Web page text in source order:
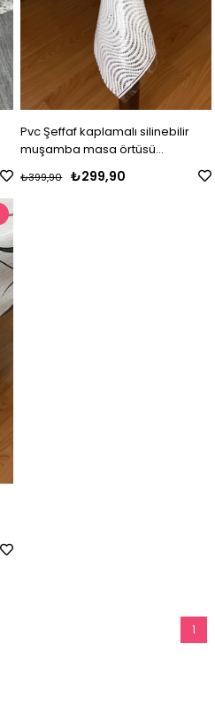
Pvc Şeffaf kaplamalı silinebilir
muşamba masa örtüsü
₺299,90
₺399,90
1